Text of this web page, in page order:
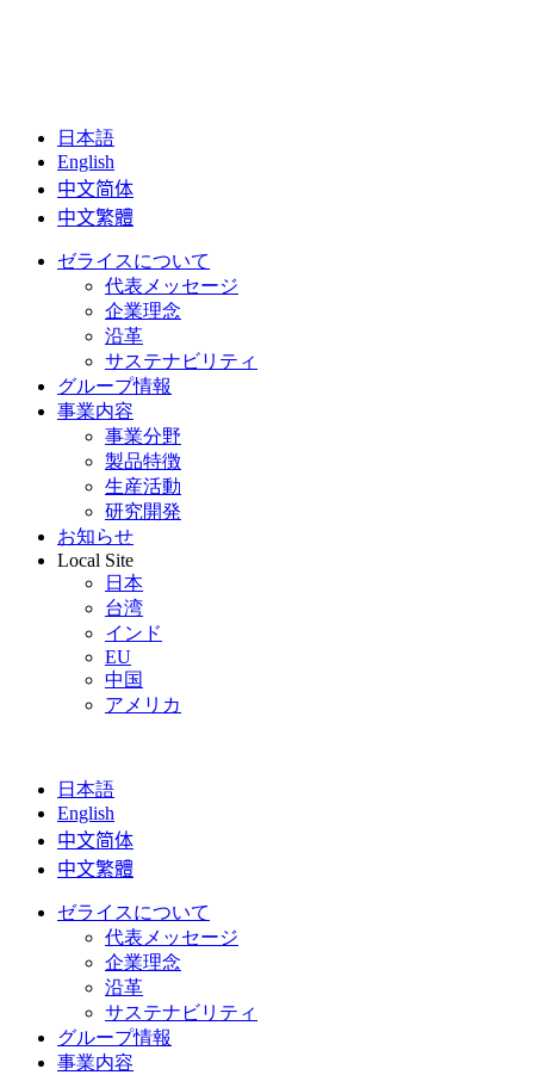
日本語
English
中文简体
中文繁體
ゼライスについて
代表メッセージ
企業理念
沿革
サステナビリティ
グループ情報
事業内容
事業分野
製品特徴
生産活動
研究開発
お知らせ
Local Site
日本
台湾
インド
EU
中国
アメリカ
日本語
English
中文简体
中文繁體
ゼライスについて
代表メッセージ
企業理念
沿革
サステナビリティ
グループ情報
事業内容